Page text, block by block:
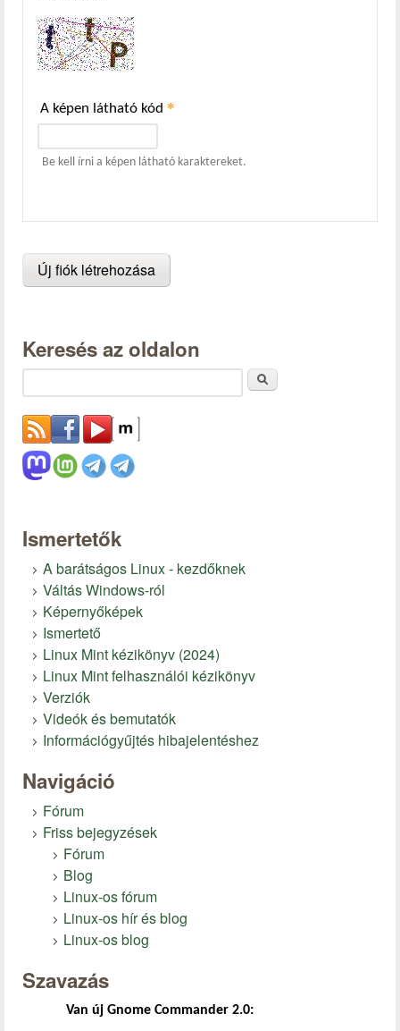
A képen látható kód *
Be kell írni a képen látható karaktereket.
Keresés az oldalon
Ismertetők
A barátságos Linux - kezdőknek
Váltás Windows-ról
Képernyőképek
Ismertető
Linux Mint kézikönyv (2024)
Linux Mint felhasználói kézikönyv
Verziók
Videók és bemutatók
Információgyűjtés hibajelentéshez
Navigáció
Fórum
Friss bejegyzések
Fórum
Blog
Linux-os fórum
Linux-os hír és blog
Linux-os blog
Szavazás
Van új Gnome Commander 2.0: